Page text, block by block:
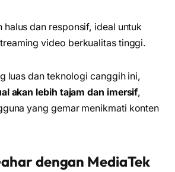
halus dan responsif, ideal untuk
video berkualitas tinggi.
luas dan teknologi canggih ini,
akan lebih tajam dan imersif,
yang gemar menikmati konten
dengan MediaTek